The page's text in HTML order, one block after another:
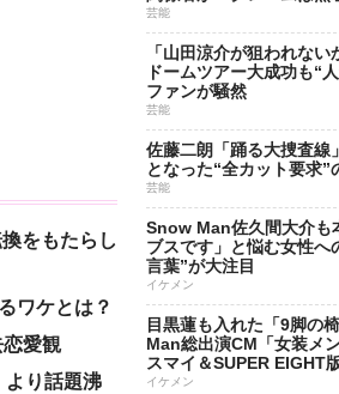
をもたらし
ワケとは？
愛観
り話題沸
芸能
「山田涼介が狙われな
ドームツアー大成功も“
ファンが騒然
芸能
佐藤二朗「踊る大捜査線
となった“全カット要求”
芸能
Snow Man佐久間大介
ブスです」と悩む女性へ
言葉”が大注目
イケメン
目黒蓮も入れた「9脚の
Man総出演CM「女装メ
スマイ＆SUPER EIGHT
イケメン